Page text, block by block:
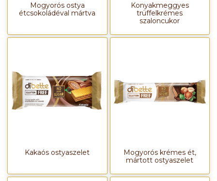
Mogyorós ostya
étcsokoládéval mártva
Konyakmeggyes
trüffelkrémes
szaloncukor
Kakaós ostyaszelet
Mogyorós krémes ét,
mártott ostyaszelet